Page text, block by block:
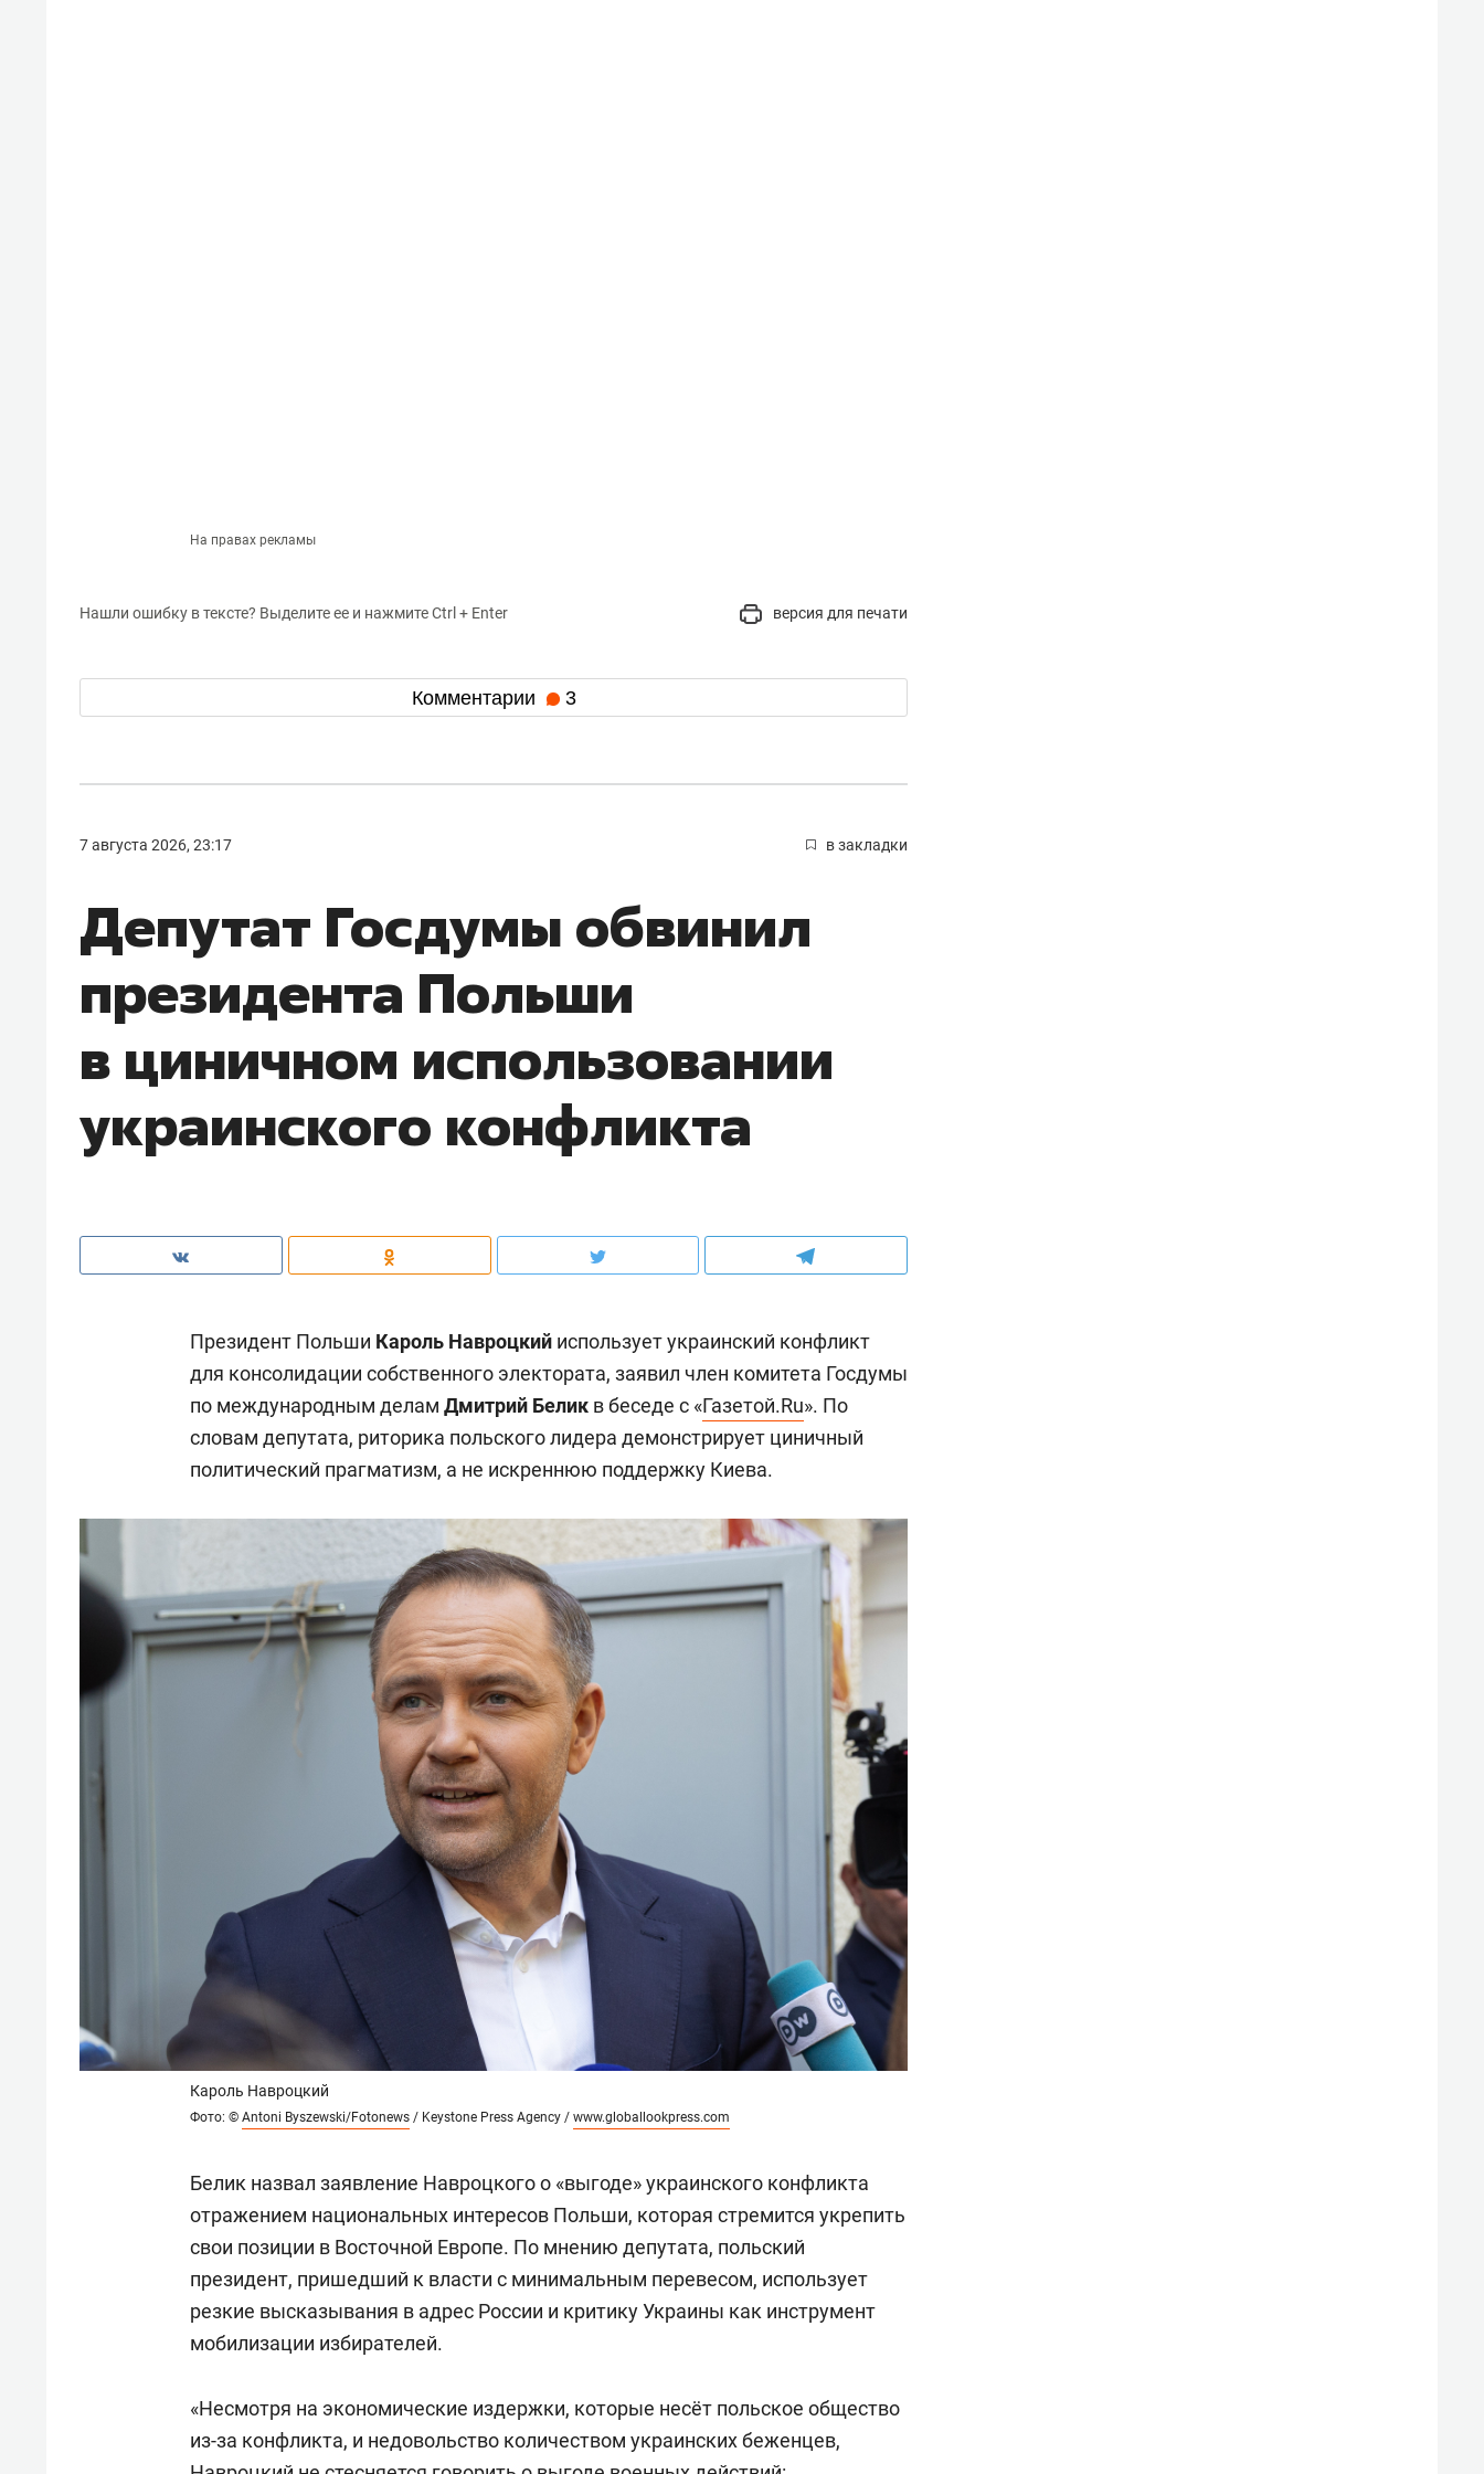
На правах рекламы
Нашли ошибку в тексте? Выделите ее и нажмите Ctrl + Enter версия для печати
Комментарии 3
7 августа 2026, 23:17 в закладки
Депутат Госдумы обвинил
президента Польши
в циничном использовании
украинского конфликта
Президент Польши Кароль Навроцкий использует украинский конфликт
для консолидации собственного электората, заявил член комитета Госдумы
по международным делам Дмитрий Белик в беседе с «Газетой.Ru». По
словам депутата, риторика польского лидера демонстрирует циничный
политический прагматизм, а не искреннюю поддержку Киева.
Кароль Навроцкий
Фото: © Antoni Byszewski/Fotonews / Keystone Press Agency / www.globallookpress.com
Белик назвал заявление Навроцкого о «выгоде» украинского конфликта
отражением национальных интересов Польши, которая стремится укрепить
свои позиции в Восточной Европе. По мнению депутата, польский
президент, пришедший к власти с минимальным перевесом, использует
резкие высказывания в адрес России и критику Украины как инструмент
мобилизации избирателей.
«Несмотря на экономические издержки, которые несёт польское общество
из-за конфликта, и недовольство количеством украинских беженцев,